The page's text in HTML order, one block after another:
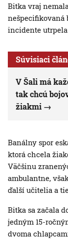
Bitka vraj
nešpecifikovaná
incidente
Súvisiaci
V Šali má
tak chcú
žiakmi
Banálny spor
ktorá chcela
Väčšinu
ambulantne,
ďalší učitelia a
Bitka sa začala
jedným 15-
dvoma